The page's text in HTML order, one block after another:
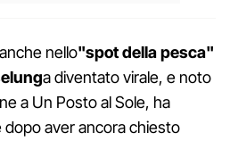
nello"spot della pesca"
a diventato virale, e noto
a Un Posto al Sole, ha
dopo aver ancora chiesto